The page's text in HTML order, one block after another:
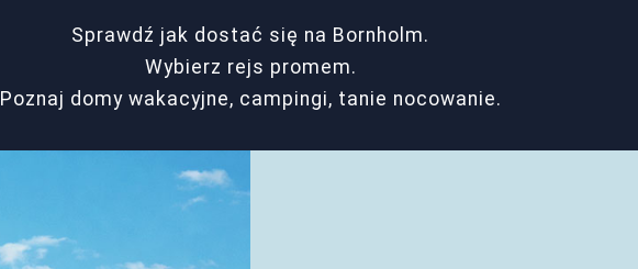
Sprawdź jak dostać się na Bornholm.
Wybierz rejs promem.
Poznaj domy wakacyjne, campingi, tanie nocowanie.